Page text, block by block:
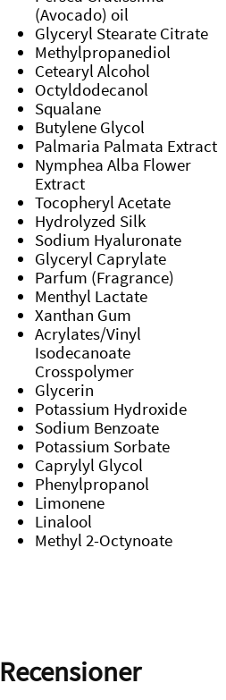
(Avocado) oil
Glyceryl Stearate Citrate
Methylpropanediol
Cetearyl Alcohol
Octyldodecanol
Squalane
Butylene Glycol
Palmaria Palmata Extract
Nymphea Alba Flower
Extract
Tocopheryl Acetate
Hydrolyzed Silk
Sodium Hyaluronate
Glyceryl Caprylate
Parfum (Fragrance)
Menthyl Lactate
Xanthan Gum
Acrylates/Vinyl
Isodecanoate
Crosspolymer
Glycerin
Potassium Hydroxide
Sodium Benzoate
Potassium Sorbate
Caprylyl Glycol
Phenylpropanol
Limonene
Linalool
Methyl 2-Octynoate
Recensioner